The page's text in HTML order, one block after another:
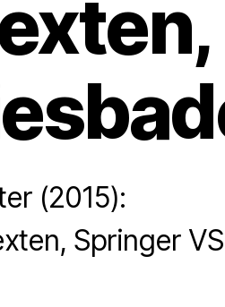
(2015):
Springer